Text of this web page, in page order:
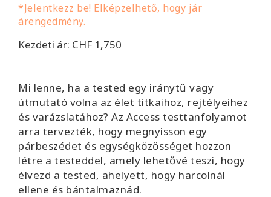
More
KAPCSOLAT
KERESÉS
*Jelentkezz be! Elképzelhető, hogy jár
árengedmény.
Kezdeti ár: CHF 1,750
Mi lenne, ha a tested egy iránytű vagy
útmutató volna az élet titkaihoz, rejtélyeihez
és varázslatához? Az Access testtanfolyamot
arra tervezték, hogy megnyisson egy
párbeszédet és egységközösséget hozzon
létre a testeddel, amely lehetővé teszi, hogy
élvezd a tested, ahelyett, hogy harcolnál
ellene és bántalmaznád.